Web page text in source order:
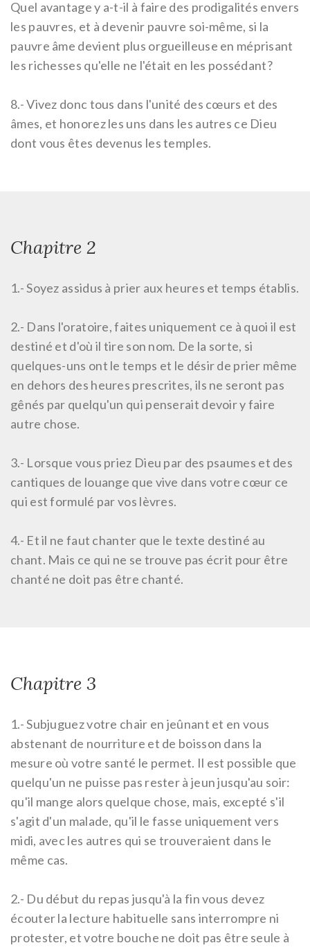
Quel avantage y a-t-il à faire des prodigalités envers
les pauvres, et à devenir pauvre soi-même, si la
pauvre âme devient plus orgueilleuse en méprisant
les richesses qu'elle ne l'était en les possédant?
8.-Vivez donc tous dans l'unité des cœurs et des
âmes, et honorez les uns dans les autres ce Dieu
dont vous êtes devenus les temples.
Chapitre 2
1.-Soyez assidus à prier aux heures et temps établis.
2.- Dans l'oratoire, faites uniquement ce à quoi il est
destiné et d'où il tire son nom. De la sorte, si
quelques-uns ont le temps et le désir de prier même
en dehors des heures prescrites, ils ne seront pas
gênés par quelqu'un qui penserait devoir y faire
autre chose.
3.- Lorsque vous priez Dieu par des psaumes et des
cantiques de louange que vive dans votre cœur ce
qui est formulé par vos lèvres.
4.- Et il ne faut chanter que le texte destiné au
chant. Mais ce qui ne se trouve pas écrit pour être
chanté ne doit pas être chanté.
Chapitre 3
1.-Subjuguez votre chair en jeûnant et en vous
abstenant de nourriture et de boisson dans la
mesure où votre santé le permet. Il est possible que
quelqu'un ne puisse pas rester à jeun jusqu'au soir:
qu'il mange alors quelque chose, mais, excepté s'il
s'agit d'un malade, qu'il le fasse uniquement vers
midi, avec les autres qui se trouveraient dans le
même cas.
2.- Du début du repas jusqu'à la fin vous devez
écouter la lecture habituelle sans interrompre ni
protester, et votre bouche ne doit pas être seule à